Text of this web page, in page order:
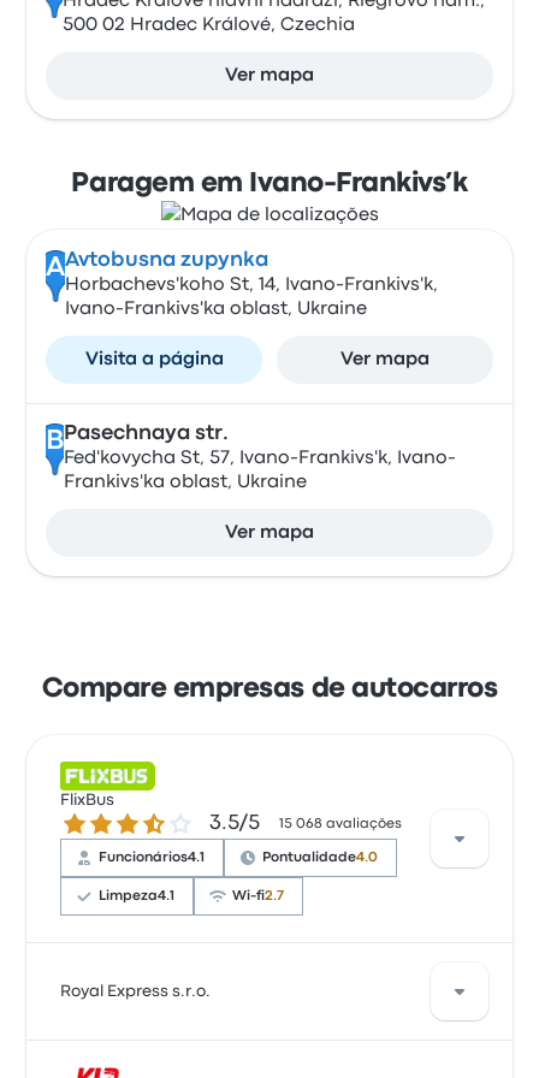
500 02 Hradec Králové, Czechia
Ver mapa
Paragem em Ivano-Frankivs’k
AAvtobusna zupynka
Horbachevs'koho St, 14, Ivano-Frankivs'k,
Ivano-Frankivs'ka oblast, Ukraine
Visita a página Ver mapa
B Pasechnaya str.
Fed'kovycha St, 57, Ivano-Frankivs'k, Ivano-
Frankivs'ka oblast, Ukraine
Ver mapa
Compare empresas de autocarros
FlixBus
3.5 de 5 estrelas 3.5/5 15 068 avaliações
Funcionários4.1 Pontualidade4.0
Limpeza4.1 Wi-fi2.7
Com base em 15068 avaliações, a empresa foi
Royal Express s.r.o.